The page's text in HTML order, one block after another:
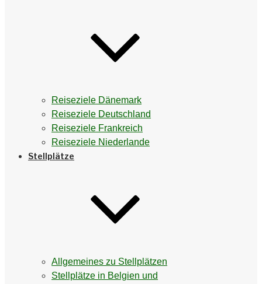
Reiseziele Dänemark
Reiseziele Deutschland
Reiseziele Frankreich
Reiseziele Niederlande
Stellplätze
Allgemeines zu Stellplätzen
Stellplätze in Belgien und